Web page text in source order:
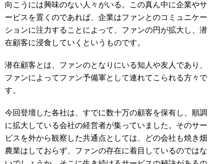
向こうには興味のない人々がいる。この真ん中に企業やサ
ービスを置くのであれば、企業はファンとのコミュニケー
ションに注力することによって、ファンの円が拡大し、潜
在顧客に浸食していくというものです。
潜在顧客とは、ファンのとなりにいる知人や友人であり、
ファンによってファン予備軍として連れてこられる方々で
す。
今回登壇した各社は、すでに数十万の顧客を保有し、順調
に拡大している会社の経営者が集っていました。そのサー
ビスを外から観察した共通点としては、どの会社も焼き畑
農業はしておらず、ファンの存在に着目しているのではな